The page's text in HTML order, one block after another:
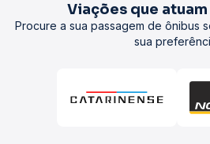
Viações que
Procure a sua passagem de ônibus
sua